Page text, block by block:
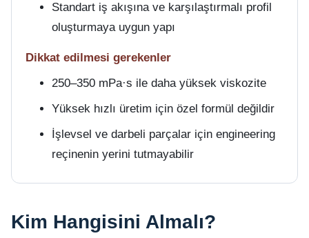
Standart iş akışına ve karşılaştırmalı profil
oluşturmaya uygun yapı
Dikkat edilmesi gerekenler
250–350 mPa·s ile daha yüksek viskozite
Yüksek hızlı üretim için özel formül değildir
İşlevsel ve darbeli parçalar için engineering
reçinenin yerini tutmayabilir
Kim Hangisini Almalı?